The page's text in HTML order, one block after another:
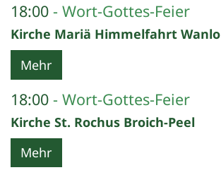
18:00 Wort-Gottes-Feier
Kirche Mariä Himmelfahrt Wanlo
Mehr
18:00 Wort-Gottes-Feier
Kirche St. Rochus Broich-Peel
Mehr